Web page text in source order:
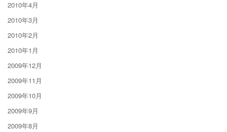
2010年4月
2010年3月
2010年2月
2010年1月
2009年12月
2009年11月
2009年10月
2009年9月
2009年8月